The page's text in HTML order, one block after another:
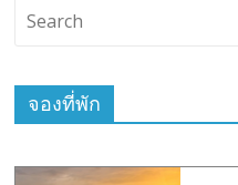
จองที่พัก